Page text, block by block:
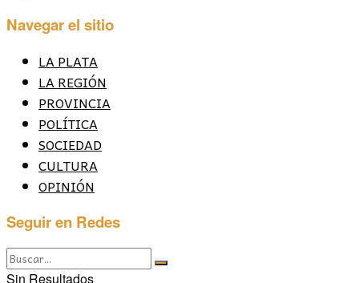
Navegar el sitio
LA PLATA
LA REGIÓN
PROVINCIA
POLÍTICA
SOCIEDAD
CULTURA
OPINIÓN
Seguir en Redes
Sin Resultados